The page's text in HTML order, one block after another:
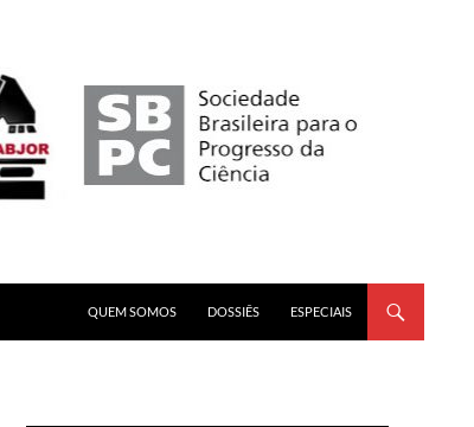
QUEM SOMOS
DOSSIÊS ESPECIAIS